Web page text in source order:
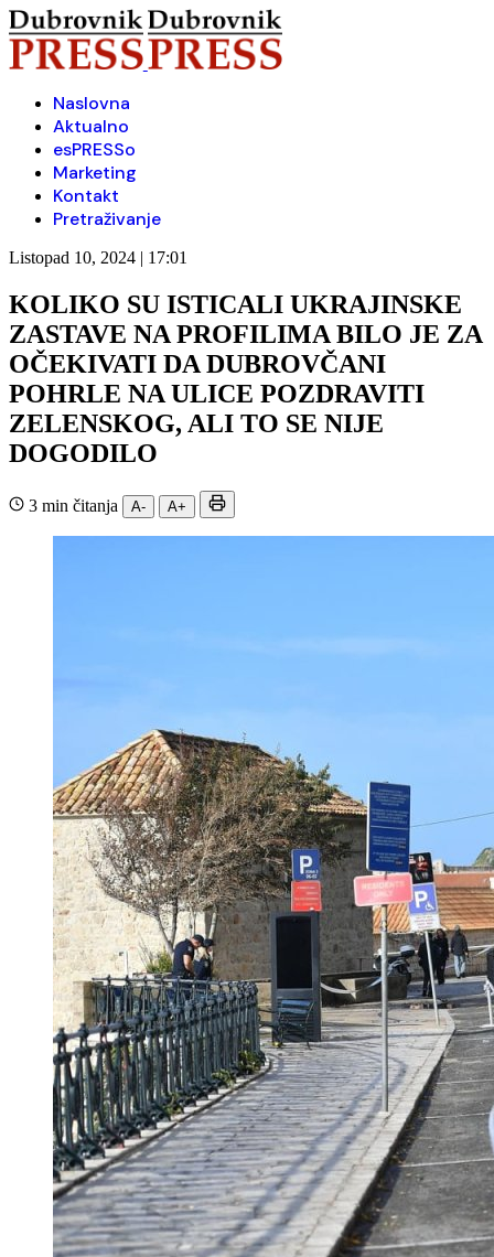
Naslovna
Aktualno
esPRESSo
Marketing
Kontakt
Pretraživanje
Listopad 10, 2024 | 17:01
KOLIKO SU ISTICALI UKRAJINSKE
ZASTAVE NA PROFILIMA BILO JE ZA
OČEKIVATI DA DUBROVČANI
POHRLE NA ULICE POZDRAVITI
ZELENSKOG, ALI TO SE NIJE
DOGODILO
3 min čitanja A- A+